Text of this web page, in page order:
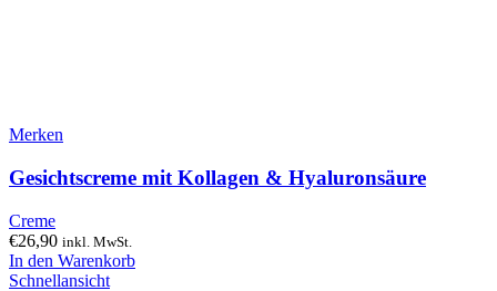
Merken
Gesichtscreme mit Kollagen & Hyaluronsäure
Creme
€26,90 inkl. MwSt.
In den Warenkorb
Schnellansicht